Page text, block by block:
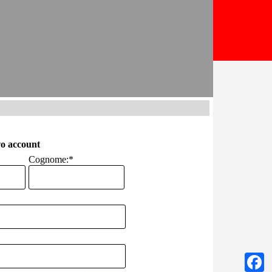
account
Cognome:*